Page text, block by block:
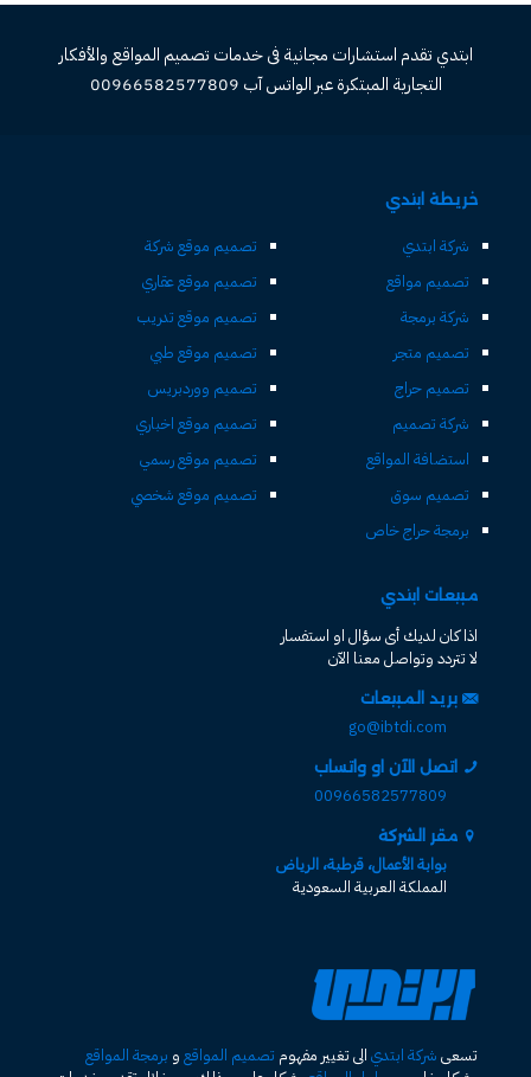
ابتدي تقدم استشارات مجانية فى خدمات تصميم المواقع والأفكار
التجارية المبتكرة عبر الواتس آب 00966582577809
خريطة ابتدي
شركة ابتدي
تصميم مواقع
شركة برمجة
تصميم متجر
تصميم حراج
شركة تصميم
استضافة المواقع
تصميم سوق
برمجة حراج خاص
تصميم موقع شركة
تصميم موقع عقاري
تصميم موقع تدريب
تصميم موقع طبي
تصميم ووردبريس
تصميم موقع اخباري
تصميم موقع رسمي
تصميم موقع شخصي
مبيعات ابتدي
اذا كان لديك أى سؤال او استفسار
لا تتردد وتواصل معنا الآن
بريد المبيعات
go@ibtdi.com
اتصل الآن او واتساب
00966582577809
مقر الشركة
بوابة الأعمال، قرطبة، الرياض
المملكة العربية السعودية
تسعى شركة ابتدي الى تغيير مفهوم تصميم المواقع و برمجة المواقع